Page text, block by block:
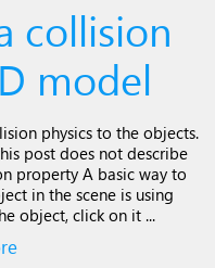
collision
model
physics to the objects.
post does not describe
property A basic way to
in the scene is using
object, click on it ...